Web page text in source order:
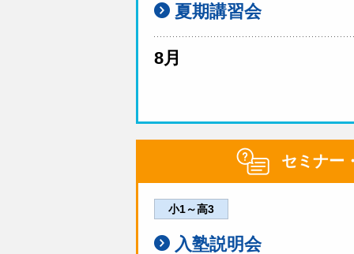
夏期講習会
8月
セミナー
小1～高3
入塾説明会